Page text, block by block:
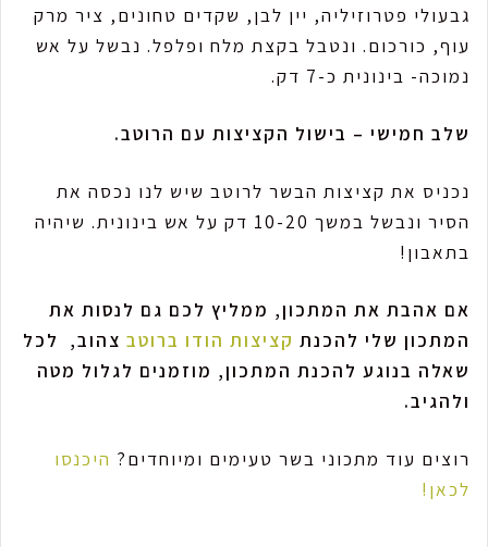
גבעולי פטרוזיליה, יין לבן, שקדים טחונים, ציר מרק
עוף, כורכום. ונטבל בקצת מלח ופלפל. נבשל על אש
נמוכה- בינונית כ-7 דק.
שלב חמישי – בישול הקציצות עם הרוטב.
נכניס את קציצות הבשר לרוטב שיש לנו נכסה את
הסיר ונבשל במשך 10-20 דק על אש בינונית. שיהיה
בתאבון!
אם אהבת את המתכון, ממליץ לכם גם לנסות את
המתכון שלי להכנת קציצות הודו ברוטב צהוב,
לכל
שאלה בנוגע להכנת המתכון, מוזמנים לגלול מטה
ולהגיב.
רוצים עוד מתכוני בשר טעימים ומיוחדים? היכנסו
לכאן!